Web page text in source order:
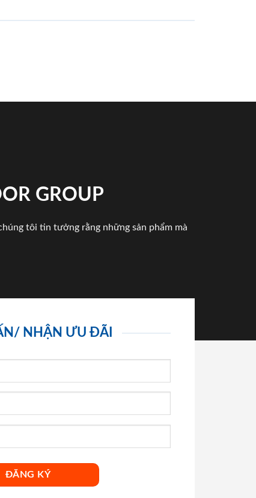
GROUP
tôi tin tưởng rằng những sản phẩm mà
NHẬN ƯU ĐÃI